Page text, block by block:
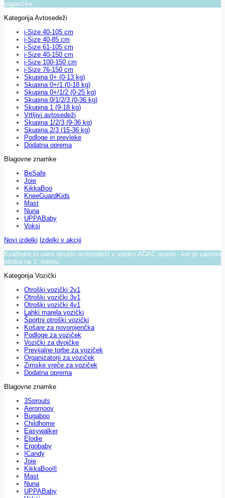
papavčke.
Kategorija Avtosedeži
i-Size 40-105 cm
i-Size 40-85 cm
i-Size 61-105 cm
i-Size 40-150 cm
i-Size 100-150 cm
i-Size 76-150 cm
Skupina 0+ (0-13 kg)
Skupina 0+/1 (0-18 kg)
Skupina 0+/1/2 (0-25 kg)
Skupina 0/1/2/3 (0-36 kg)
Skupina 1 (9-18 kg)
Vrtljivi avtosedeži
Skupina 1/2/3 (9-36 kg)
Skupina 2/3 (15-36 kg)
Podloge in prevleke
Dodatna oprema
Blagovne znamke
BeSafe
Joie
KikkaBoo
KneeGuardKids
Mast
Nuna
UPPABaby
Voksi
Novi izdelki Izdelki v akciji
Kvalitetni in varni otroški avtosedeži z visoko ADAC oceno - ker je varnost
otroka na 1. mestu.
Kategorija Vozički
Otroški vozički 2v1
Otroški vozički 3v1
Otroški vozički 4v1
Lahki marela vozički
Športni otroški vozički
Košare za novorojenčka
Podloge za voziček
Vozički za dvojčke
Previjalne torbe za voziček
Organizatorji za voziček
Zimske vreče za voziček
Dodatna oprema
Blagovne znamke
3Sprouts
Aeromoov
Bugaboo
Childhome
Easywalker
Elodie
Ergobaby
ICandy
Joie
KikkaBoo®
Mast
Nuna
UPPABaby